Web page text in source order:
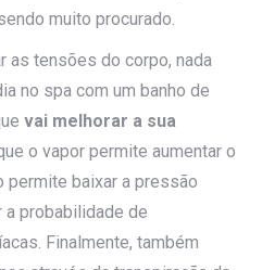
muito procurado.
as tensões do corpo, nada
no spa com um banho de
vai melhorar a sua
o vapor permite aumentar o
permite baixar a pressão
a probabilidade de
Finalmente, também